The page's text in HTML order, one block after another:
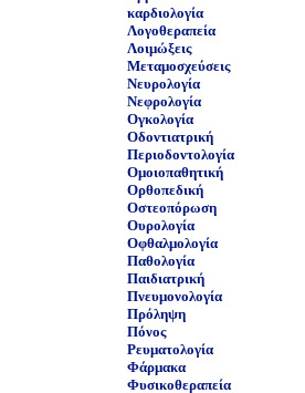
καρδιολογία
Λογοθεραπεία
Λοιμώξεις
Μεταμοσχεύσεις
Νευρολογία
Νεφρολογία
Ογκολογία
Οδοντιατρική
Περιοδοντολογία
Ομοιοπαθητική
Ορθοπεδική
Οστεοπόρωση
Ουρολογία
Οφθαλμολογία
Παθολογία
Παιδιατρική
Πνευμονολογία
Πρόληψη
Πόνος
Ρευματολογία
Φάρμακα
Φυσικοθεραπεία